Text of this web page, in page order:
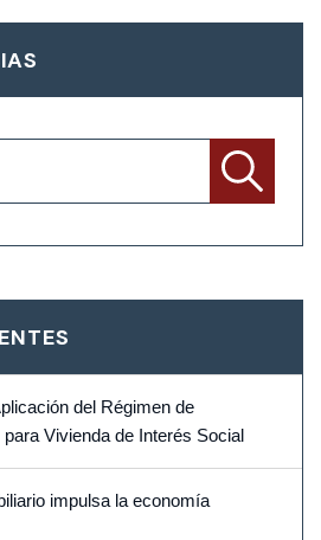
del Régimen de
Vivienda de Interés Social
impulsa la economía